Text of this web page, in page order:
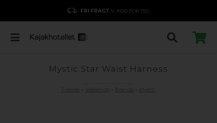
FRI FRAGT V. KØB FOR 750,-
Mystic Star Waist Harness